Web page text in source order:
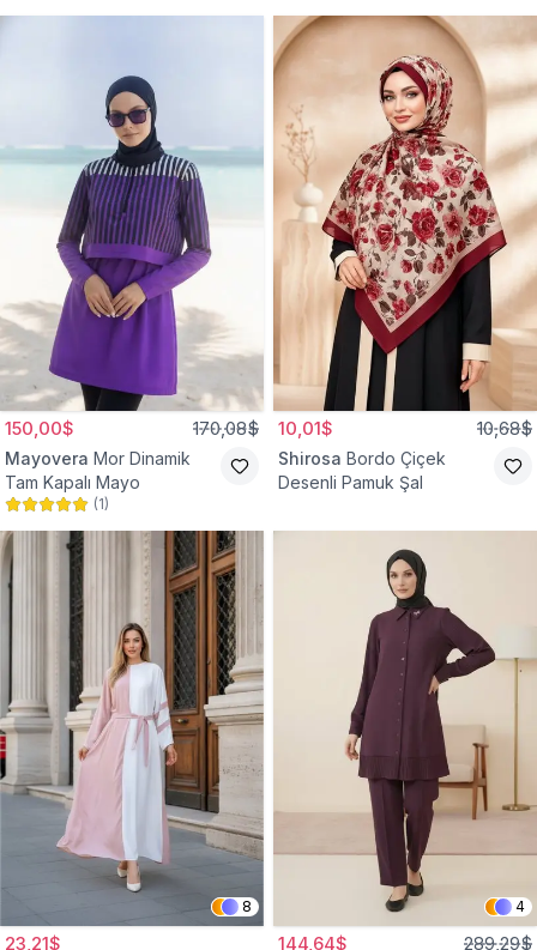
150,00$ 170,08$
Mayovera Mor Dinamik
Tam Kapalı Mayo
(1)
10,01$ 10,68$
Shirosa Bordo Çiçek
Desenli Pamuk Şal
8
23,21$
4
144,64$ 289,29$